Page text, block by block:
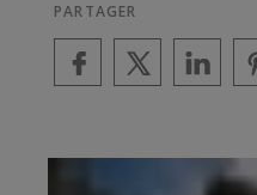
PARTAGER